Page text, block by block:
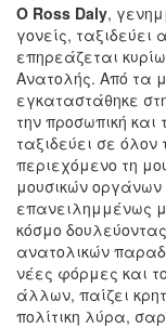
Ο Ross Daly,
γονείς,
επηρεάζεται
Ανατολής. Από τα
εγκαταστάθηκε
την προσωπική
ταξιδεύει σε όλον
περιεχόμενο τη
μουσικών οργάνων
επανειλημμένως
κόσμο
ανατολικών
νέες φόρμες και
άλλων, παίζει
πολίτικη λύρα,